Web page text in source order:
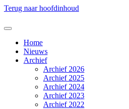
Terug naar hoofdinhoud
Home
Nieuws
Archief
Archief 2026
Archief 2025
Archief 2024
Archief 2023
Archief 2022